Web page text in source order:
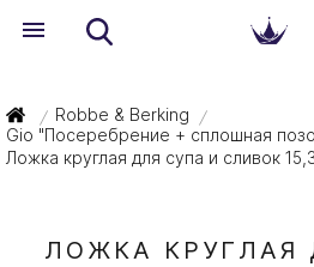
/ Robbe & Berking /
Gio "Посеребрение + сплошная
Ложка круглая для супа и сливок
ЛОЖКА КРУГЛАЯ